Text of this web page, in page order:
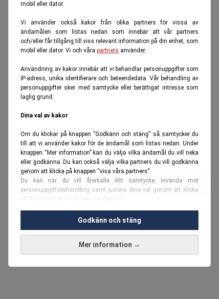
mobil eller dator.
Vi använder också kakor från olika partners för vissa av
ändamålen som listas nedan som innebär att vår partners
och/eller får tillgång till viss relevant information på din enhet, som
mobil eller dator. Vi och våra partners använder.
Användning av kakor innebär att vi behandlar personuppgifter som
IP-adress, unika identifierare och beteendedata. Vår behandling av
personuppgifter sker med samtycke eller berättigat intresse som
laglig grund.
Dina val av kakor
Om du klickar på knappen “Godkänn och stäng” så samtycker du
till att vi använder kakor för de ändamål som listas nedan. Under
knappen “Mer information” kan du välja vilka ändamål du vill neka
eller godkänna. Du kan också välja vilka partners du vill godkänna
genom att klicka på knappen “visa våra partners”.
Du kan när du vill återkalla ditt samtycke, invända mot
personuppgiftsbehandling samt justera dina val genom att klicka
på “hantera kakor” på denna webbplats.
Du kan fördjupa dig ytterligare i vårcookie-policy
Vi använder kakor och personuppgifter för dessa syften:
Nödvändiga cookies och liknande tekniker, anpassning av
Mer information →
Godkänn och stäng